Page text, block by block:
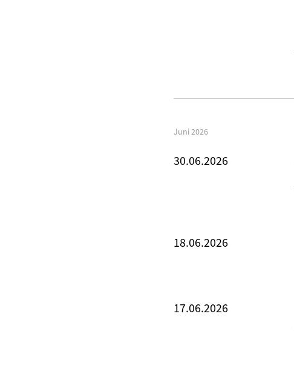
Juni 2026
30.06.2026
18.06.2026
17.06.2026